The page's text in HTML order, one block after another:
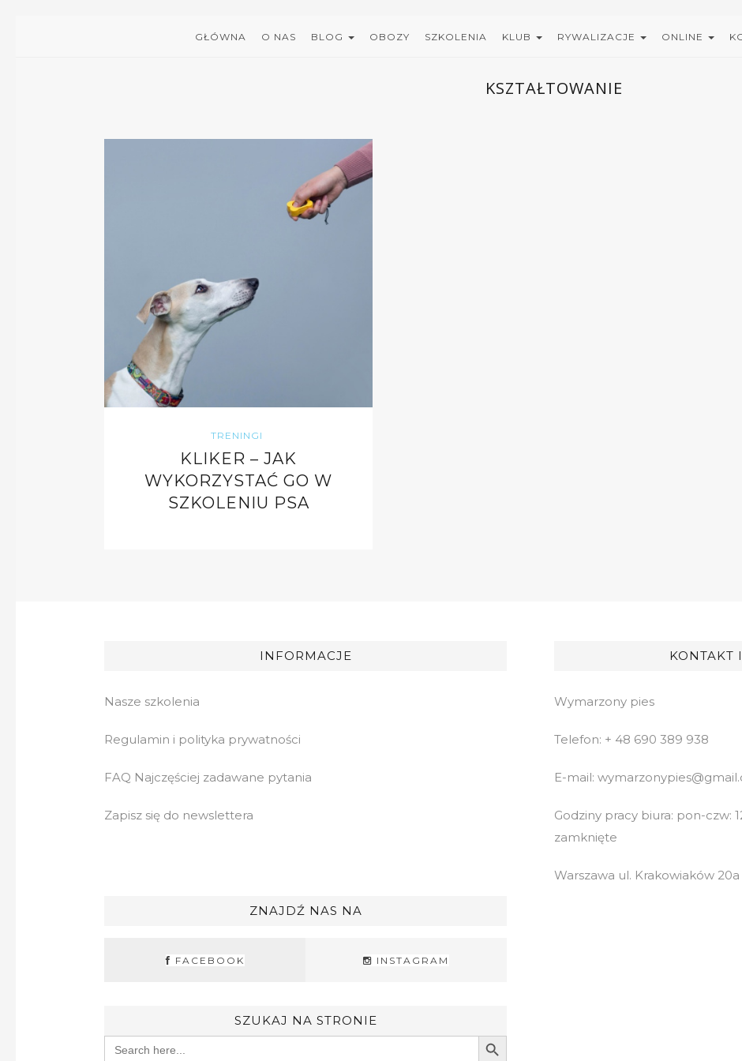
GŁÓWNA O NAS BLOG OBOZY SZKOLENIA KLUB RYWALIZACJE ONLINE
KSZTAŁTOWANIE
TRENINGI
KLIKER – JAK
WYKORZYSTAĆ GO W
SZKOLENIU PSA
INFORMACJE
Nasze szkolenia
Regulamin i polityka prywatności
FAQ Najczęściej zadawane pytania
Zapisz się do newslettera
ZNAJDŹ NAS NA
FACEBOOK INSTAGRAM
SZUKAJ NA STRONIE
Search
for:
Search Button
KONTAKT
Wymarzony pies
Telefon: + 48 690 389 938
E-mail:
Godziny pracy biura: pon-czw:
zamknięte
Warszawa ul. Krakowiaków